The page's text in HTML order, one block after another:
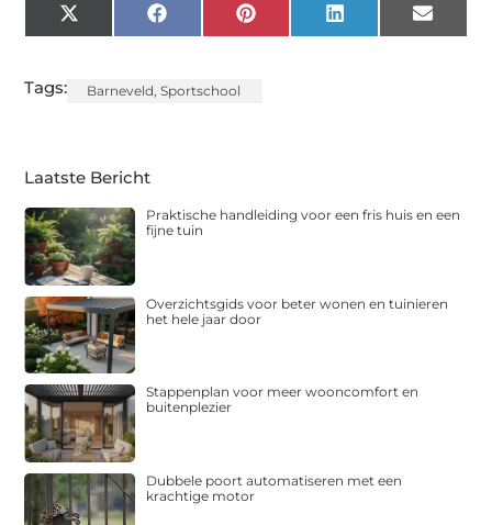
X
(Twitter)
FacebookPinterest LinkedIn Email
Tags: Barneveld,Sportschool
Laatste Bericht
Praktische handleiding voor een fris huis en een
fijne tuin
Overzichtsgids voor beter wonen en tuinieren
het hele jaar door
Stappenplan voor meer wooncomfort en
buitenplezier
Dubbele poort automatiseren met een
krachtige motor